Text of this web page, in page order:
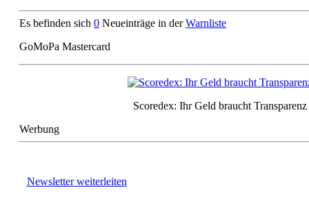
Es befinden sich 0 Neueinträge in derWarnliste
GoMoPa Mastercard
Scoredex: Ihr Geld braucht Transparenz
Werbung
Newsletter weiterleiten